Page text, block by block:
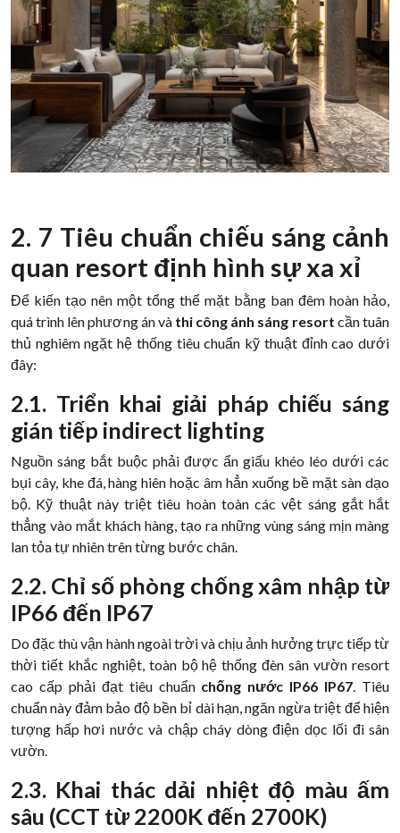
2. 7 Tiêu chuẩn chiếu sáng cảnh
quan resort định hình sự xa xỉ
Để kiến tạo nên một tổng thể mặt bằng ban đêm hoàn hảo,
quá trình lên phương án và thi công ánh sáng resort cần tuân
thủ nghiêm ngặt hệ thống tiêu chuẩn kỹ thuật đỉnh cao dưới
đây:
2.1. Triển khai giải pháp chiếu sáng
gián tiếp indirect lighting
Nguồn sáng bắt buộc phải được ẩn giấu khéo léo dưới các
bụi cây, khe đá, hàng hiên hoặc âm hẳn xuống bề mặt sàn dạo
bộ. Kỹ thuật này triệt tiêu hoàn toàn các vệt sáng gắt hắt
thẳng vào mắt khách hàng, tạo ra những vùng sáng mịn màng
lan tỏa tự nhiên trên từng bước chân.
2.2. Chỉ số phòng chống xâm nhập từ
IP66 đến IP67
Do đặc thù vận hành ngoài trời và chịu ảnh hưởng trực tiếp từ
thời tiết khắc nghiệt, toàn bộ hệ thống đèn sân vườn resort
cao cấp phải đạt tiêu chuẩn chống nước IP66 IP67 . Tiêu
chuẩn này đảm bảo độ bền bỉ dài hạn, ngăn ngừa triệt để hiện
tượng hấp hơi nước và chập cháy dòng điện dọc lối đi sân
vườn.
2.3. Khai thác dải nhiệt độ màu ấm
sâu (CCT từ 2200K đến 2700K)